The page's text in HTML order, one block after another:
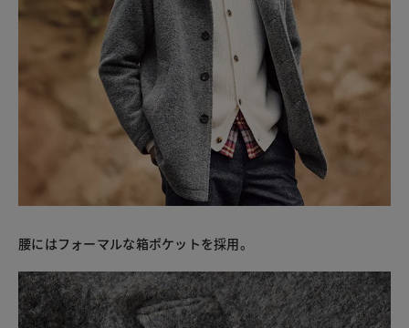
腰にはフォーマルな箱ポケットを採用。